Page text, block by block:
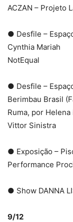
ACZAN – Projeto
● Desfile –
Cynthia Mariah
NotEqual
● Desfile –
Berimbau Brasil
Ruma, por
Vittor Sinistra
● Exposição –
Performance
● Show DANNA
9/12